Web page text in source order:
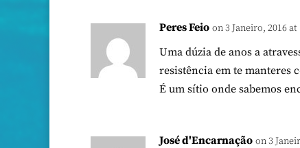
Peres Feio on 3 Janeiro, 2016 at
Uma dúzia de anos a
resistência em te manteres
É um sítio onde sabemos
José d'Encarnação on 3